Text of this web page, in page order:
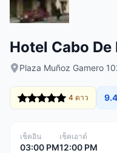
Hotel Cabo De
Plaza Muñoz Gamero
4 ดาว 9.4
เช็คอิน
03:00 PM
เช็คเอาต์
12:00 PM